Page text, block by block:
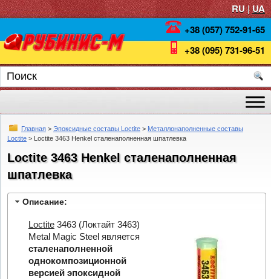
RU |UA
+38 (057) 752-91-65
+38 (095) 731-96-51
Главная > Эпоксидные составы Loctite > Металлонаполненные составы
Loctite > Loctite 3463 Henkel сталенаполненная шпатлевка
Loctite 3463 Henkel сталенаполненная
шпатлевка
Описание:
Loctite3463 (Локтайт 3463)
Metal Magic Steel является
сталенаполненной
однокомпозиционной
версией эпоксидной